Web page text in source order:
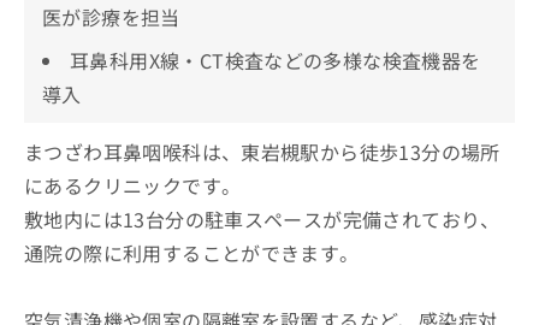
医が診療を担当
耳鼻科用X線・CT検査などの多様な検査機器を
導入
まつざわ耳鼻咽喉科は、東岩槻駅から徒歩13分の場所
にあるクリニックです。
敷地内には13台分の駐車スペースが完備されており、
通院の際に利用することができます。